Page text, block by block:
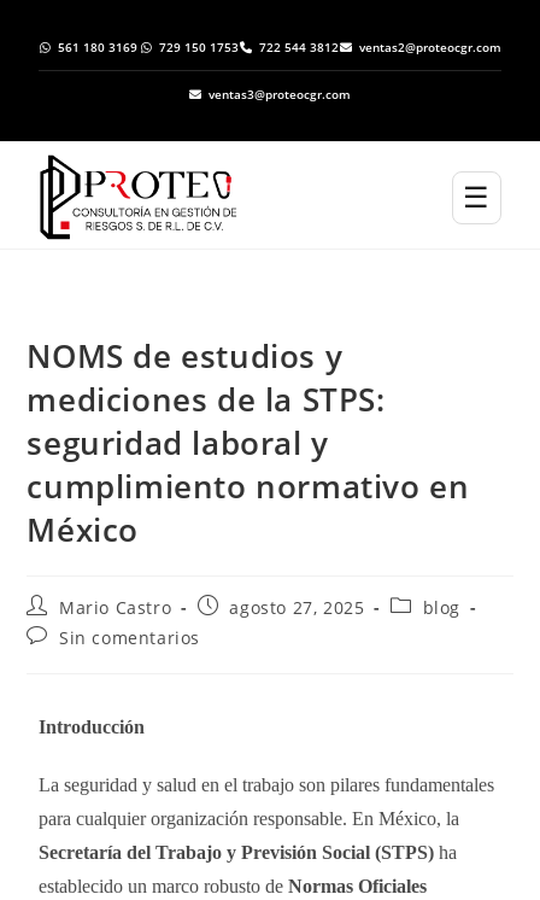
561 180 3169 729 150 1753 722 544 3812 ventas2@proteocgr.com
ventas3@proteocgr.com
☰
NOMS de estudios y
mediciones de la STPS:
seguridad laboral y
cumplimiento normativo en
México
Mario Castro agosto 27, 2025
blog
Sin comentarios
Introducción
La seguridad y salud en el trabajo son pilares fundamentales
para cualquier organización responsable. En México, la
Secretaría del Trabajo y Previsión Social (STPS) ha
establecido un marco robusto deNormas Oficiales